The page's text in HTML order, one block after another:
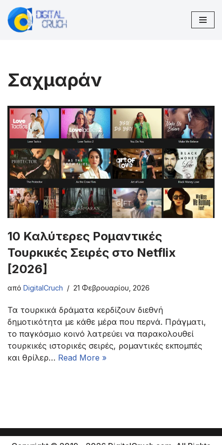
Μεταπηδήστε
Σαχμαράν
10 Καλύτερες Ρομαντικές
Τουρκικές Σειρές στο Netflix
[2026]
από DigitalCruch 21 Φεβρουαρίου, 2026
Τα τουρκικά δράματα κερδίζουν διεθνή
δημοτικότητα με κάθε μέρα που περνά. Πράγματι,
το παγκόσμιο κοινό λατρεύει να παρακολουθεί
τουρκικές ιστορικές σειρές, ρομαντικές εκπομπές
και θρίλερ… Read More »